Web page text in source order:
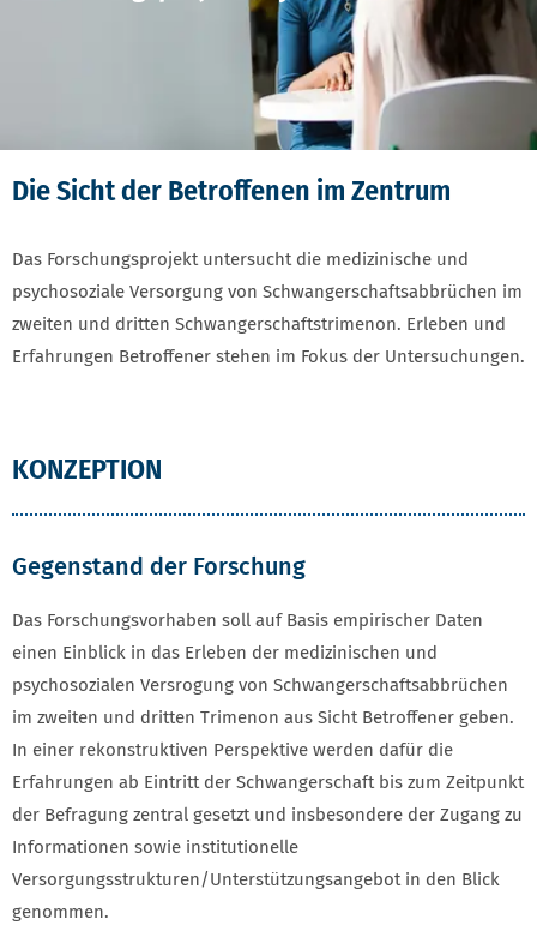
Die Sicht der Betroffenen im Zentrum
Das Forschungsprojekt untersucht die medizinische und
psychosoziale Versorgung von Schwangerschaftsabbrüchen im
zweiten und dritten Schwangerschaftstrimenon. Erleben und
Erfahrungen Betroffener stehen im Fokus der Untersuchungen.
KONZEPTION
Gegenstand der Forschung
Das Forschungsvorhaben soll auf Basis empirischer Daten
einen Einblick in das Erleben der medizinischen und
psychosozialen Versrogung von Schwangerschaftsabbrüchen
im zweiten und dritten Trimenon aus Sicht Betroffener geben.
In einer rekonstruktiven Perspektive werden dafür die
Erfahrungen ab Eintritt der Schwangerschaft bis zum Zeitpunkt
der Befragung zentral gesetzt und insbesondere der Zugang zu
Informationen sowie institutionelle
Versorgungsstrukturen/Unterstützungsangebot in den Blick
genommen.